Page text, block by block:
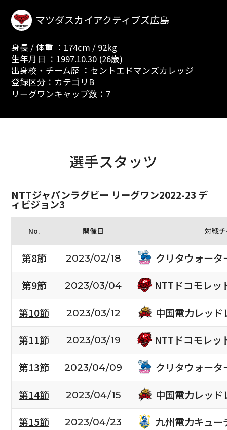
マツダスカイアクティブズ広島
身長 / 体重 ：174cm / 92kg
生年月日 ：1997.10.30 (26歳)
出身校・チーム歴 ：セントエドマンズカレッジ
登録区分：カテゴリB
リーグワンキャップ数：7
選手スタッツ
NTTジャパンラグビー リーグワン2022-23 デ
ィビジョン3
No. 開催日 対戦
第8節 2023/02/18
クリタウォー
第9節
2023/03/04
NTTドコモレッ
第10節
2023/03/12
中国電力レッ
第11節
2023/03/19
NTTドコモレッ
第13節
2023/04/09
クリタウォー
第14節
2023/04/15
中国電力レッ
第15節
2023/04/23 九州電力キュー